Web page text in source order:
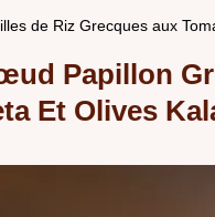
de Riz Grecques aux
Papillon
Et Olives